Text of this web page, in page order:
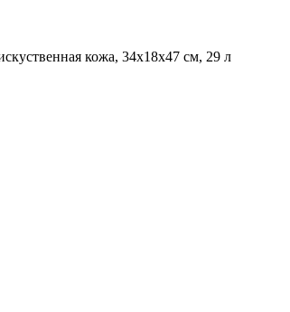
кожа, 34x18x47 см, 29 л